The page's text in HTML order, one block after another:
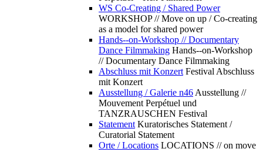
WS Co-Creating / Shared Power
WORKSHOP // Move on up / Co-creating
as a model for shared power
Hands--on-Workshop // Documentary
Dance Filmmaking Hands--on-Workshop
// Documentary Dance Filmmaking
Abschluss mit Konzert Festival Abschluss
mit Konzert
Ausstellung / Galerie n46 Ausstellung //
Mouvement Perpétuel und
TANZRAUSCHEN Festival
Statement Kuratorisches Statement /
Curatorial Statement
Orte / Locations LOCATIONS // on move